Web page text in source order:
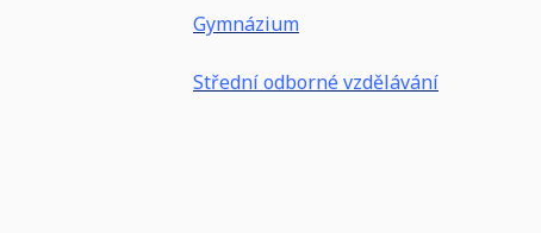
Gymnázium
Střední odborné vzdělávání